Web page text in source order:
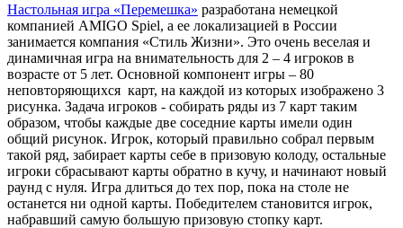
Настольная игра «Перемешка» разработана немецкой
компанией AMIGO Spiel, а ее локализацией в России
занимается компания «Стиль Жизни». Это очень веселая и
динамичная игра на внимательность для 2 – 4 игроков в
возрасте от 5 лет. Основной компонент игры – 80
неповторяющихся карт, на каждой из которых изображено 3
рисунка. Задача игроков - собирать ряды из 7 карт таким
образом, чтобы каждые две соседние карты имели один
общий рисунок. Игрок, который правильно собрал первым
такой ряд, забирает карты себе в призовую колоду, остальные
игроки сбрасывают карты обратно в кучу, и начинают новый
раунд с нуля. Игра длиться до тех пор, пока на столе не
останется ни одной карты. Победителем становится игрок,
набравший самую большую призовую стопку карт.